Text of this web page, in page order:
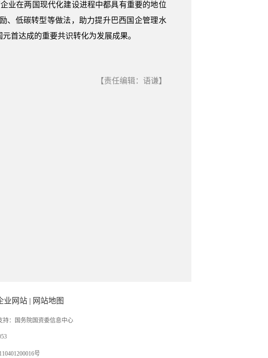
业在两国现代化建设进程中都具有重要的地位
、低碳转型等做法，助力提升巴西国企管理水
首达成的重要共识转化为发展成果。
【责任编辑：语谦】